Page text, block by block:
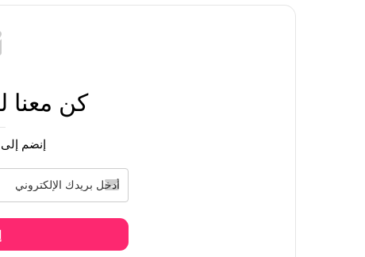
ويندي من فرقة ريد فيلفيت تثير الجدل بعد
[آراء الكوريين] جيزيل من فرقة ايسبا Aespa أصبحت تمتلك ملامح الرجال
كن معنا
إنضم إلى